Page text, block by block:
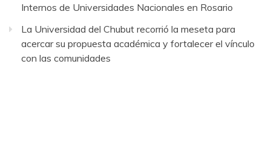
Internos de Universidades Nacionales en Rosario
La Universidad del Chubut recorrió la meseta para
acercar su propuesta académica y fortalecer el vínculo
con las comunidades